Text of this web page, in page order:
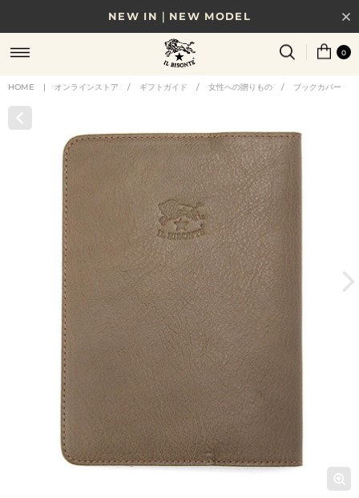
NEW IN｜NEW MODEL
8/17(月)10時まで｜税込11,000円以上で送料無料
贈る相手やシーンから選べる、新しいギフトガイド
0
HOME | オンラインストア / ギフトガイド / 女性への贈りもの / ブックカバー